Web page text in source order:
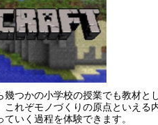
幾つかの小学校の授業でも教材と
れぞモノづくりの原点といえる
いく過程を体験できます。